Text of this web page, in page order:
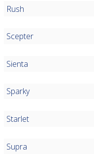
Rush
Scepter
Sienta
Sparky
Starlet
Supra